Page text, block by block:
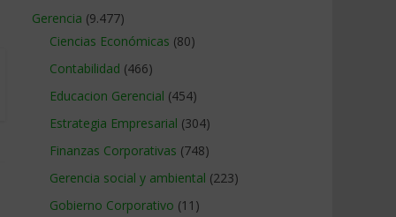
Gerencia (9.477)
Ciencias Económicas (80)
Contabilidad (466)
Educacion Gerencial (454)
Estrategia Empresarial (304)
Finanzas Corporativas (748)
Gerencia social y ambiental (223)
Gobierno Corporativo (11)